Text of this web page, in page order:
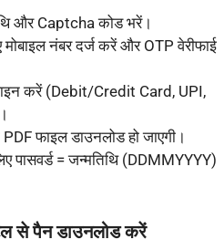
और Captcha कोड भरें।
नंबर दर्ज करें और OTP वेरीफाई
करें (Debit/Credit Card, UPI,
फाइल डाउनलोड हो जाएगी।
पासवर्ड = जन्मतिथि (DDMMYYYY)
से पैन डाउनलोड करें